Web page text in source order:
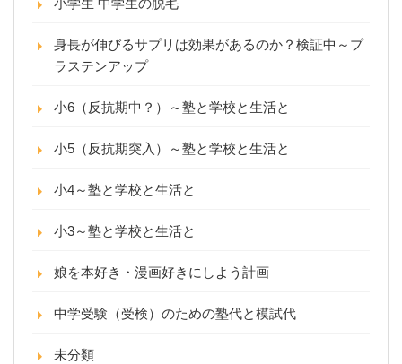
小学生 中学生の脱毛
身長が伸びるサプリは効果があるのか？検証中～プ
ラステンアップ
小6（反抗期中？）～塾と学校と生活と
小5（反抗期突入）～塾と学校と生活と
小4～塾と学校と生活と
小3～塾と学校と生活と
娘を本好き・漫画好きにしよう計画
中学受験（受検）のための塾代と模試代
未分類